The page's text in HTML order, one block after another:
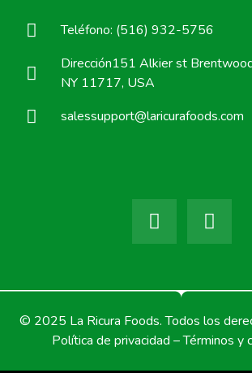
Teléfono: (516) 932-5756
Dirección151 Alkier st
NY 11717, USA
salessupport@laricurafoods.com
© 2025 La Ricura Foods. Todos los
Política de privacidad – Términos y